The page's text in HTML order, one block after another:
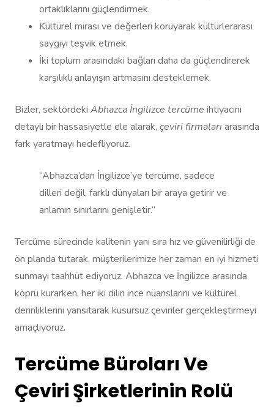
ortaklıklarını güçlendirmek.
Kültürel mirası ve değerleri koruyarak kültürlerarası
saygıyı teşvik etmek.
İki toplum arasındaki bağları daha da güçlendirerek
karşılıklı anlayışın artmasını desteklemek.
Bizler, sektördeki Abhazca İngilizce tercüme ihtiyacını
detaylı bir hassasiyetle ele alarak, çeviri firmaları arasında
fark yaratmayı hedefliyoruz.
“Abhazca’dan İngilizce’ye tercüme, sadece
dilleri değil, farklı dünyaları bir araya getirir ve
anlamın sınırlarını genişletir.”
Tercüme sürecinde kalitenin yanı sıra hız ve güvenilirliği de
ön planda tutarak, müşterilerimize her zaman en iyi hizmeti
sunmayı taahhüt ediyoruz. Abhazca ve İngilizce arasında
köprü kurarken, her iki dilin ince nüanslarını ve kültürel
derinliklerini yansıtarak kusursuz çeviriler gerçekleştirmeyi
amaçlıyoruz.
Tercüme Büroları Ve
Çeviri Şirketlerinin Rolü